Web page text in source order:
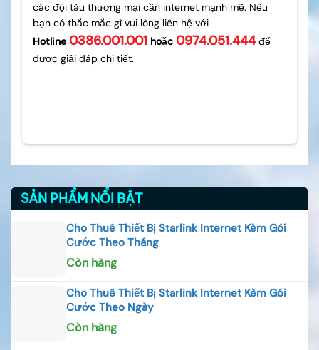
các đội tàu thương mại cần internet mạnh mẽ. Nếu
bạn có thắc mắc gì vui lòng liên hệ với
Hotline 0386.001.001 hoặc 0974.051.444 để
được giải đáp chi tiết.
SẢN PHẨM NỔI BẬT
Cho Thuê Thiết Bị Starlink Internet Kèm Gói
Cước Theo Tháng
Còn hàng
Cho Thuê Thiết Bị Starlink Internet Kèm Gói
Cước Theo Ngày
Còn hàng